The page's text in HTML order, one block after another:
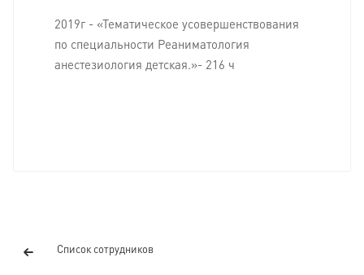
2019г - «Тематическое усовершенствования
по специальности Реаниматология
анестезиология детская.»- 216 ч
Список сотрудников